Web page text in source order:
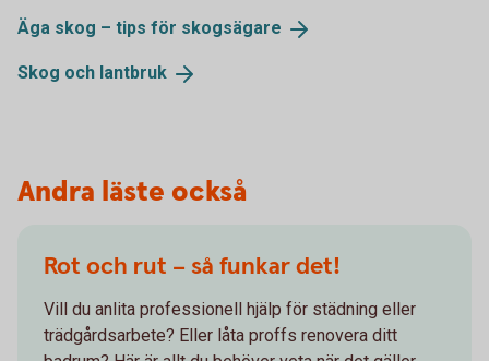
Äga skog – tips för skogsägare
Skog och lantbruk
Andra läste också
Rot och rut – så funkar det!
Vill du anlita professionell hjälp för städning eller
trädgårdsarbete? Eller låta proffs renovera ditt